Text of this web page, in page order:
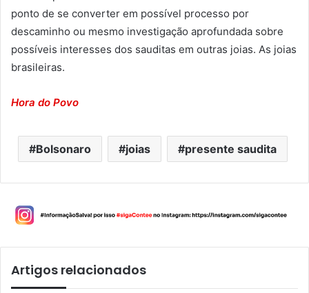
ponto de se converter em possível processo por
descaminho ou mesmo investigação aprofundada sobre
possíveis interesses dos sauditas em outras joias. As joias
brasileiras.
Hora do Povo
Bolsonaro joias presente saudita
Artigos relacionados